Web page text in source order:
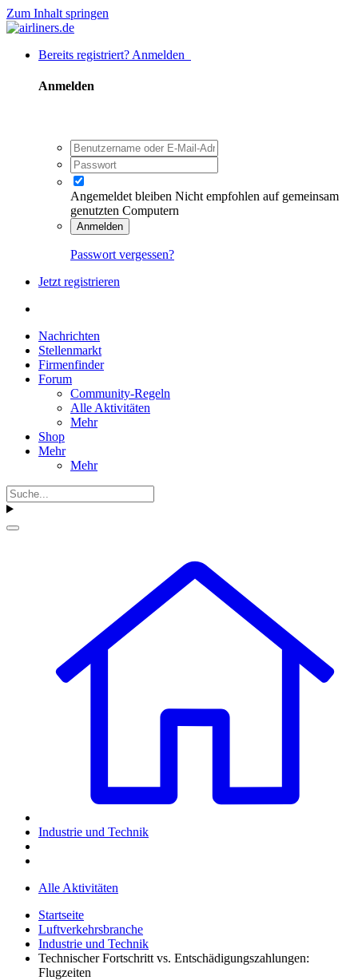
Zum Inhalt springen
Bereits registriert? Anmelden
Anmelden
Angemeldet bleiben Nicht empfohlen auf gemeinsam
genutzten Computern
Anmelden
Passwort vergessen?
Jetzt registrieren
Nachrichten
Stellenmarkt
Firmenfinder
Forum
Community-Regeln
Alle Aktivitäten
Mehr
Shop
Mehr
Mehr
Industrie und Technik
Alle Aktivitäten
Startseite
Luftverkehrsbranche
Industrie und Technik
Technischer Fortschritt vs. Entschädigungszahlungen:
Flugzeiten